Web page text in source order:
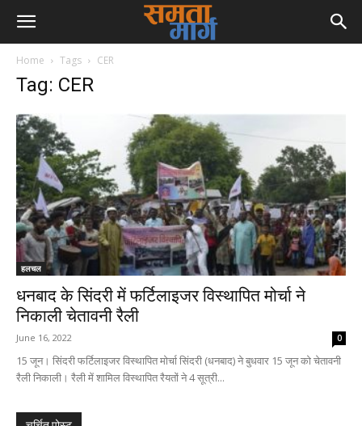
Home Tags CER
Tag: CER
हलचल
धनबाद के सिंदरी में फर्टिलाइजर विस्थापित मोर्चा ने
निकाली चेतावनी रैली
June 16, 2022 0
15 जून। सिंदरी फर्टिलाइजर विस्थापित मोर्चा सिंदरी (धनबाद) ने बुधवार 15 जून को चेतावनी
रैली निकाली। रैली में शामिल विस्थापित रैयतों ने 4 सूत्री...